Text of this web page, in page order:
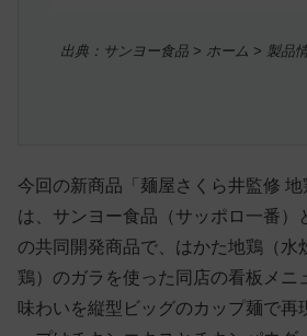
出典：サンヨー食品 > ホーム > 製品
今回の新商品「麺屋さくら井監修 地
は、サンヨー食品（サッポロ一番）
の共同開発商品で、はかた地鶏（水
鶏）のガラを使った同店の看板メニ
味わいを縦型ビッグのカップ麺で再